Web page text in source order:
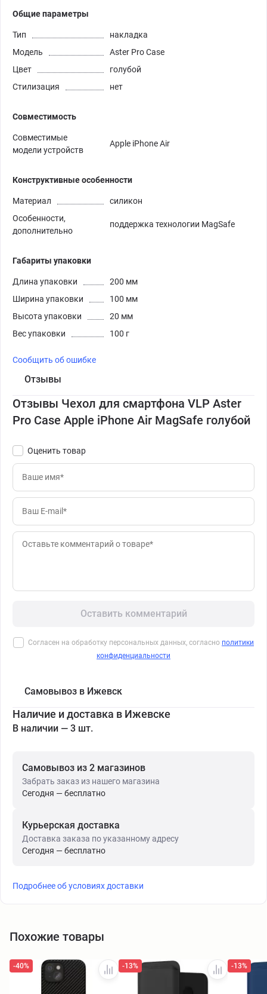
Общие параметры
Тип
накладка
Модель
Aster Pro Case
Цвет
голубой
Стилизация
нет
Совместимость
Совместимые
модели устройств
Apple iPhone Air
Конструктивные особенности
Материал
силикон
Особенности,
дополнительно
поддержка технологии MagSafe
Габариты упаковки
Длина упаковки
200 мм
Ширина упаковки
100 мм
Высота упаковки
20 мм
Вес упаковки
100 г
Сообщить об ошибке
Отзывы
Отзывы Чехол для смартфона VLP Aster
Pro Case Apple iPhone Air MagSafe голубой
Оценить товар
Оставить комментарий
Согласен на обработку персональных данных, согласно политики
конфиденциальности
Самовывоз в Ижевск
Наличие и доставка в Ижевске
В наличии — 3 шт.
Самовывоз из 2 магазинов
Забрать заказ из нашего магазина
Сегодня — бесплатно
Курьерская доставка
Доставка заказа по указанному адресу
Сегодня — бесплатно
Подробнее об условиях доставки
Похожие товары
-40% -13% -13%